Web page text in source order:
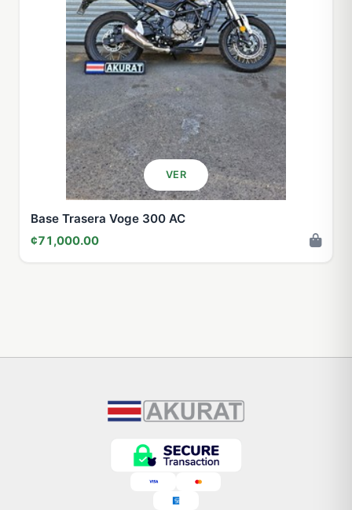
VER
Base Trasera Voge 300 AC
¢71,000.00